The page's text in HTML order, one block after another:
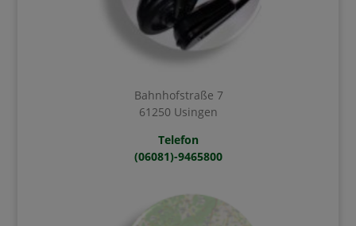
Bahnhofstraße 7
61250 Usingen
Telefon
(06081)-9465800